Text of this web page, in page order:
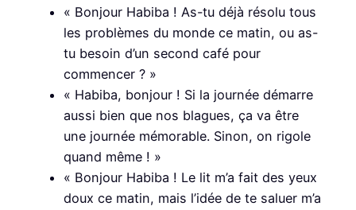
« Bonjour Habiba ! As-tu déjà résolu tous
les problèmes du monde ce matin, ou as-
tu besoin d’un second café pour
commencer ? »
« Habiba, bonjour ! Si la journée démarre
aussi bien que nos blagues, ça va être
une journée mémorable. Sinon, on rigole
quand même ! »
« Bonjour Habiba ! Le lit m’a fait des yeux
doux ce matin, mais l’idée de te saluer m’a